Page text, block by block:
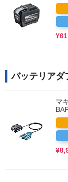
バッテリアダ
マ